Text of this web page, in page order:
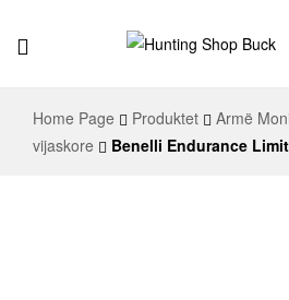
Shop
Home Page Produktet Armë
vijaskore
Benelli Endurance